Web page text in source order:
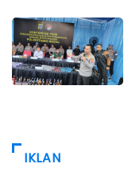
IKLAN